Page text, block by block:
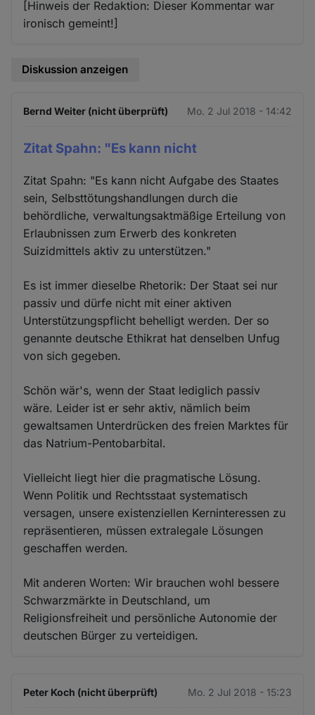
[Hinweis der Redaktion: Dieser Kommentar war
ironisch gemeint!]
Diskussion anzeigen
Bernd Weiter (nicht überprüft) Mo. 2 Jul 2018 - 14:42
Zitat Spahn: "Es kann nicht
Zitat Spahn: "Es kann nicht Aufgabe des Staates
sein, Selbsttötungshandlungen durch die
behördliche, verwaltungsaktmäßige Erteilung von
Erlaubnissen zum Erwerb des konkreten
Suizidmittels aktiv zu unterstützen."
Es ist immer dieselbe Rhetorik: Der Staat sei nur
passiv und dürfe nicht mit einer aktiven
Unterstützungspflicht behelligt werden. Der so
genannte deutsche Ethikrat hat denselben Unfug
von sich gegeben.
Schön wär's, wenn der Staat lediglich passiv
wäre. Leider ist er sehr aktiv, nämlich beim
gewaltsamen Unterdrücken des freien Marktes für
das Natrium-Pentobarbital.
Vielleicht liegt hier die pragmatische Lösung.
Wenn Politik und Rechtsstaat systematisch
versagen, unsere existenziellen Kerninteressen zu
repräsentieren, müssen extralegale Lösungen
geschaffen werden.
Mit anderen Worten: Wir brauchen wohl bessere
Schwarzmärkte in Deutschland, um
Religionsfreiheit und persönliche Autonomie der
deutschen Bürger zu verteidigen.
Peter Koch (nicht überprüft) Mo. 2 Jul 2018 - 15:23